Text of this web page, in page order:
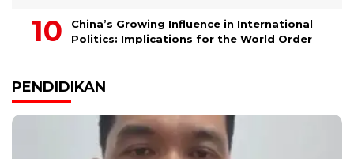
China’s Growing Influence in International
Politics: Implications for the World Order
PENDIDIKAN